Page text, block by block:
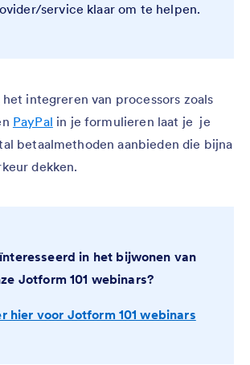
service klaar om te helpen.
integreren van processors zoals
PayPal in je formulieren laat je je
betaalmethoden aanbieden die bijna
dekken.
in het bijwonen van
Jotform 101 webinars?
hier voor Jotform 101 webinars